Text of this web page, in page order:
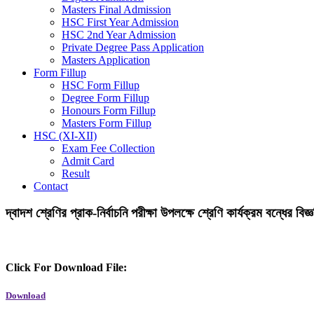
Masters Final Admission
HSC First Year Admission
HSC 2nd Year Admission
Private Degree Pass Application
Masters Application
Form Fillup
HSC Form Fillup
Degree Form Fillup
Honours Form Fillup
Masters Form Fillup
HSC (XI-XII)
Exam Fee Collection
Admit Card
Result
Contact
দ্বাদশ শ্রেণির প্রাক-নির্বাচনি পরীক্ষা উপলক্ষে শ্রেণি কার্যক্রম বন্ধের
Click For Download File:
Download